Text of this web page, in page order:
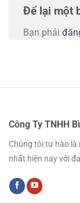
Để lại một
Bạn phải
Công Ty TNHH
Chúng tôi tự hào
nhất hiện nay với